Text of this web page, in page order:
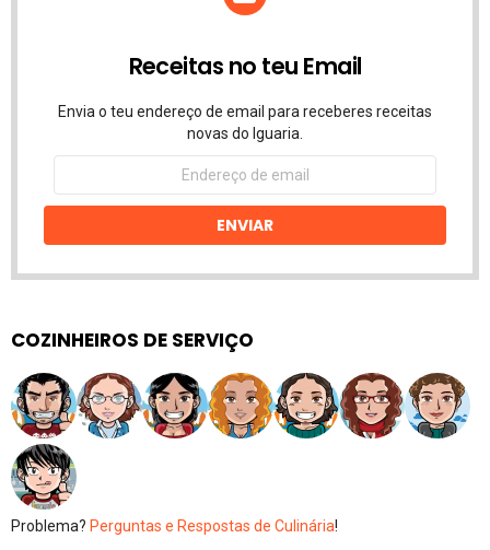
Receitas no teu Email
Envia o teu endereço de email para receberes receitas
novas do Iguaria.
Endereço
email
ENVIAR
COZINHEIROS DE SERVIÇO
Problema? Perguntas e Respostas de Culinária!